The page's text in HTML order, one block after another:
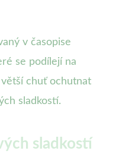
v časopise
se podílejí na
chuť ochutnat
sladkostí.
sladkostí